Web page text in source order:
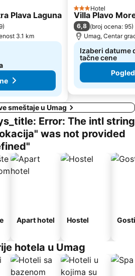
Aquarium Piran
Galeb AC Solaris
Plava Laguna
)
3.1 km
3 Zvezdice
Hotel
Villa Plavo
6,8 (broj ocena: 95)
Umag, Centar
Izaberi datume
tačne cene
smeštaje u Umag
Error: The intl string
was not provided
Apart hotel Hostel
hotela u Umag